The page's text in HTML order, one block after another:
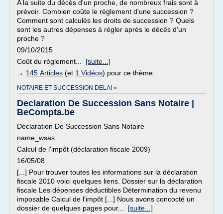
A la suite du décès d'un proche, de nombreux frais sont à
prévoir. Combien coûte le règlement d'une succession ?
Comment sont calculés les droits de succession ? Quels
sont les autres dépenses à régler après le décès d'un
proche ?
09/10/2015
Coût du règlement... [suite...]
→ 145 Articles (et 1 Vidéos) pour ce thème
NOTAIRE ET SUCCESSION DELAI »
Declaration De Succession Sans Notaire |
BeCompta.be
Declaration De Succession Sans Notaire
name_wsas
Calcul de l'impôt (déclaration fiscale 2009)
16/05/08
[...] Pour trouver toutes les informations sur la déclaration
fiscale 2010 voici quelques liens. Dossier sur la déclaration
fiscale Les dépenses déductibles Détermination du revenu
imposable Calcul de l'impôt [...] Nous avons concocté un
dossier de quelques pages pour... [suite...]